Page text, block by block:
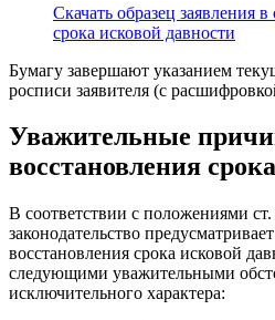
Скачать образец заявления
срока исковой давности
Бумагу завершают указанием
росписи заявителя (с
Уважительные
восстановления срока
В соответствии с положениями
законодательство
восстановления срока исковой
следующими уважительными
исключительного характера: